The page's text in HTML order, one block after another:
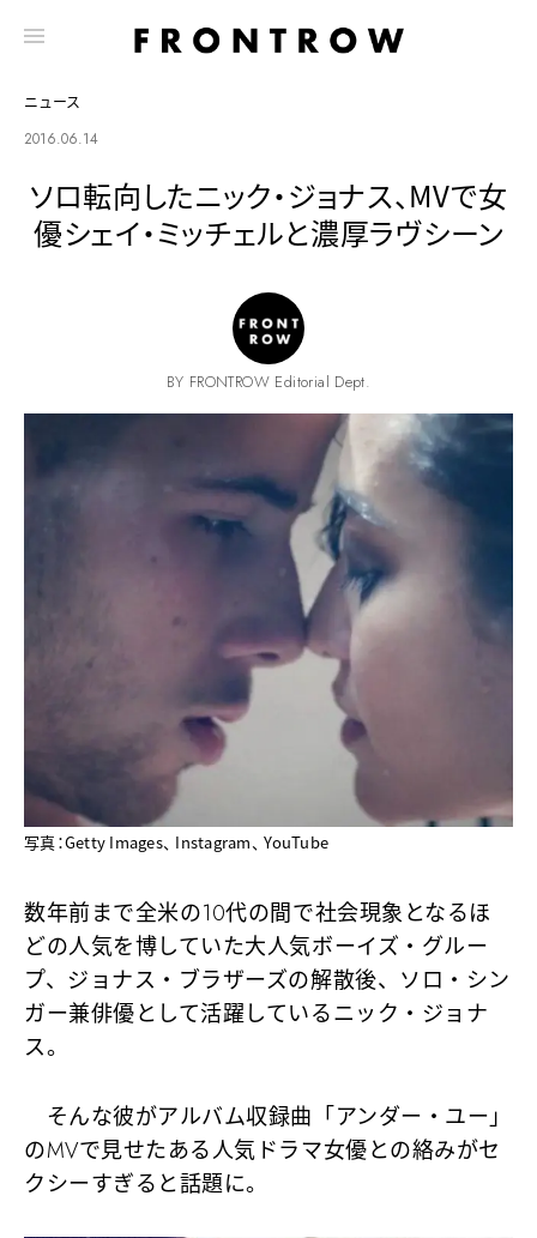
ニュース
2016.06.14
ソロ転向したニック・ジョナス、MVで女
優シェイ・ミッチェルと濃厚ラヴシーン
BY FRONTROW Editorial Dept.
写真：Getty Images、 Instagram、 YouTube
数年前まで全米の10代の間で社会現象となるほ
どの人気を博していた大人気ボーイズ・グルー
プ、ジョナス・ブラザーズの解散後、ソロ・シン
ガー兼俳優として活躍しているニック・ジョナ
ス。
そんな彼がアルバム収録曲「アンダー・ユー」
のMVで見せたある人気ドラマ女優との絡みがセ
クシーすぎると話題に。